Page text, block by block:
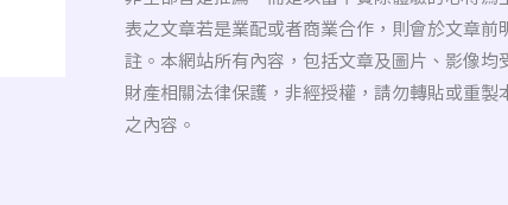
表之文章若是業配或者商業合作，則會於文章前
註。本網站所有內容，包括文章及圖片、影像均
財產相關法律保護，非經授權，請勿轉貼或重製
之內容。